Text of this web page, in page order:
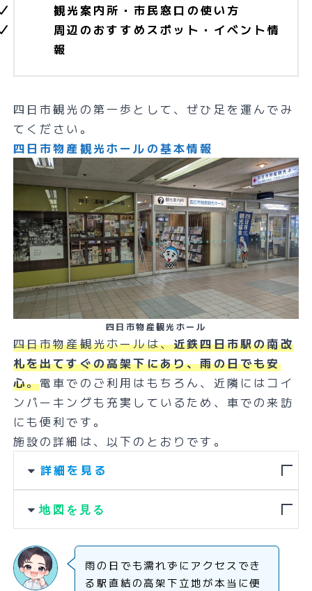
観光案内所・市民窓口の使い方
周辺のおすすめスポット・イベント情
報
四日市観光の第一歩として、ぜひ足を運んでみ
てください。
四日市物産観光ホールの基本情報
四日市物産観光ホール
四日市物産観光ホールは、近鉄四日市駅の南改
札を出てすぐの高架下にあり、雨の日でも安
心。電車でのご利用はもちろん、近隣にはコイ
ンパーキングも充実しているため、車での来訪
にも便利です。
施設の詳細は、以下のとおりです。
詳細を見る
地図を見る
雨の日でも濡れずにアクセスでき
る駅直結の高架下立地が本当に便